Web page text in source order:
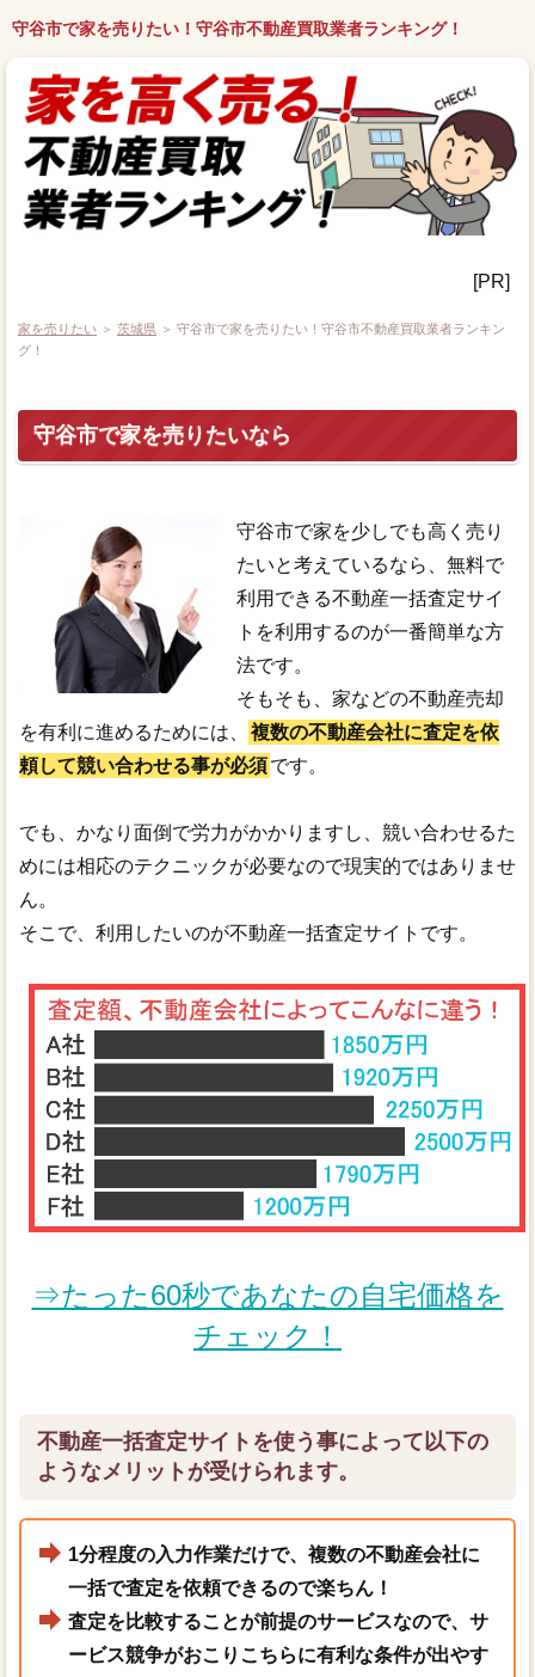
守谷市で家を売りたい！守谷市不動産買取業者ランキング！
[PR]
家を売りたい ＞ 茨城県 ＞ 守谷市で家を売りたい！守谷市不動産買取業者ランキン
グ！
守谷市で家を売りたいなら
守谷市で家を少しでも高く売り
たいと考えているなら、無料で
利用できる不動産一括査定サイ
トを利用するのが一番簡単な方
法です。
そもそも、家などの不動産売却
を有利に進めるためには、
複数の不動産会社に査定を依
頼して競い合わせる事が必須です。
でも、かなり面倒で労力がかかりますし、競い合わせるた
めには相応のテクニックが必要なので現実的ではありませ
ん。
そこで、利用したいのが不動産一括査定サイトです。
⇒たった60秒であなたの自宅価格を
チェック！
不動産一括査定サイトを使う事によって以下の
ようなメリットが受けられます。
1分程度の入力作業だけで、複数の不動産会社に
一括で査定を依頼できるので楽ちん！
査定を比較することが前提のサービスなので、サ
ービス競争がおこりこちらに有利な条件が出やす